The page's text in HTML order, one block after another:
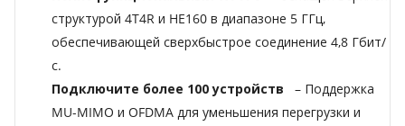
структурой 4T4R и HE160 в диапазоне 5 ГГц,
обеспечивающей сверхбыстрое соединение 4,8 Гбит/
с.
Подключите более 100 устройств – Поддержка
MU-MIMO и OFDMA для уменьшения перегрузки и